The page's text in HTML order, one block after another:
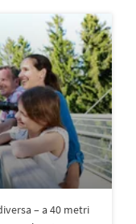
– a 40 metri